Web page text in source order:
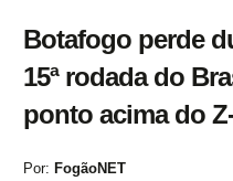
Botafogo perde
15ª rodada do
ponto acima do
Por: FogãoNET